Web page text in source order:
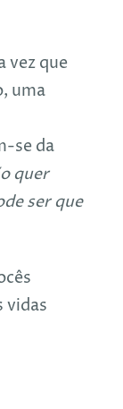
vez que
uma
se da
quer
ser que
vidas